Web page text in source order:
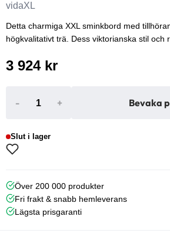
vidaXL
Detta charmiga XXL sminkbord med
högkvalitativt trä. Dess viktorianska stil och
3 924 kr
- + Bevaka
Slut i lager
Över 200 000 produkter
Fri frakt & snabb hemleverans
Lägsta prisgaranti